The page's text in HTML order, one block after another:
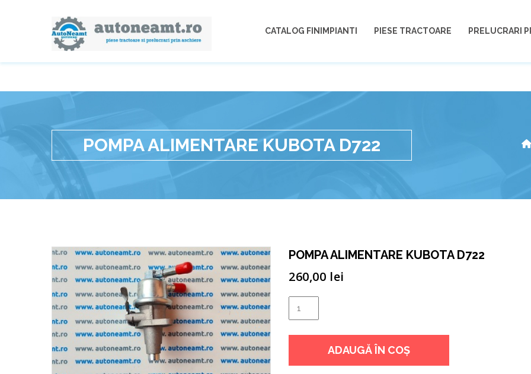
CATALOG FINIMPIANTI PIESE TRACTOARE PRELUCRARI
POMPA ALIMENTARE KUBOTA D722
POMPA ALIMENTARE KUBOTA D722
260,00 lei
POMPA
ALIMENTARE
D722
ADAUGĂ ÎN COȘ